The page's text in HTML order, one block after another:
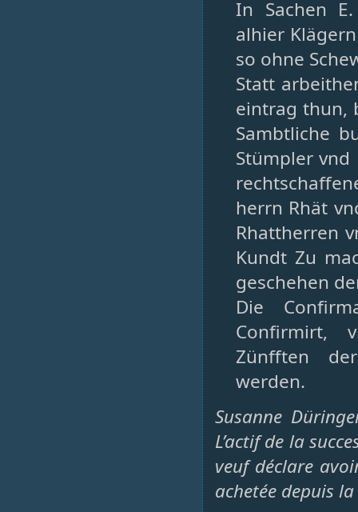
In Sachen
alhier
so ohne
Statt
eintrag thun,
Sambtliche
Stümpler
herrn Rhät
Rhattherren
Kundt Zu
geschehen
Die
Confirmirt,
Zünfften
werden.
Susanne
L’actif de la
veuf déclare
achetée depuis